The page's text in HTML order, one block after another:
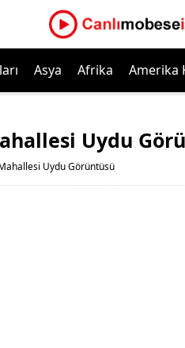
Asya Afrika Amerika
Uydu
Uydu Görüntüsü